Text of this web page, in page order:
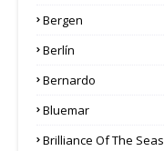
Bergen
Berlín
Bernardo
Bluemar
Brilliance Of The Seas